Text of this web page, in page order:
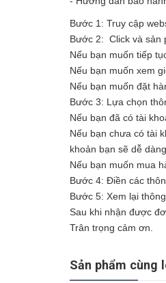
Bước 1: Truy cập
Bước 2: Click và sản
Nếu bạn muốn tiếp
Nếu bạn muốn xem
Nếu bạn muốn đặt
Bước 3: Lựa chọn
Nếu bạn đã có tài
Nếu bạn chưa có tài
khoản bạn sẽ dễ
Nếu bạn muốn mua
Bước 4: Điền các
Bước 5: Xem lại
Sau khi nhận được
Trân trọng cảm ơn.
Sản phẩm cùng